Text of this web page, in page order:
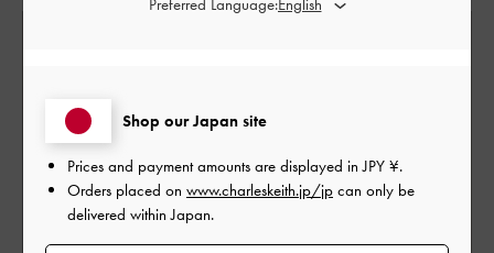
Shop our Japan site
Prices and payment amounts are displayed inJPY ¥.
Orders placed on www.charleskeith.jp/jp can only be
delivered within Japan.